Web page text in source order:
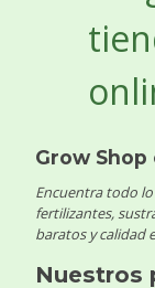
Grow Shop
Encuentra todo
fertilizantes,
baratos y calidad
Nuestros